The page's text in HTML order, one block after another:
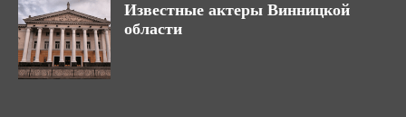
Известные актеры Винницкой
области